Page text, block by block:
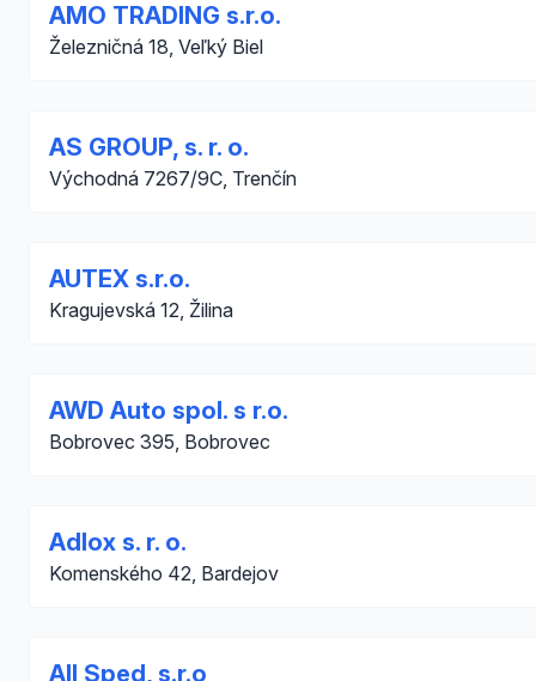
AMO TRADING s.r.o.
Železničná 18, Veľký Biel
AS GROUP, s. r. o.
Východná 7267/9C, Trenčín
AUTEX s.r.o.
Kragujevská 12, Žilina
AWD Auto spol. s r.o.
Bobrovec 395, Bobrovec
Adlox s. r. o.
Komenského 42, Bardejov
All Sped, s.r.o